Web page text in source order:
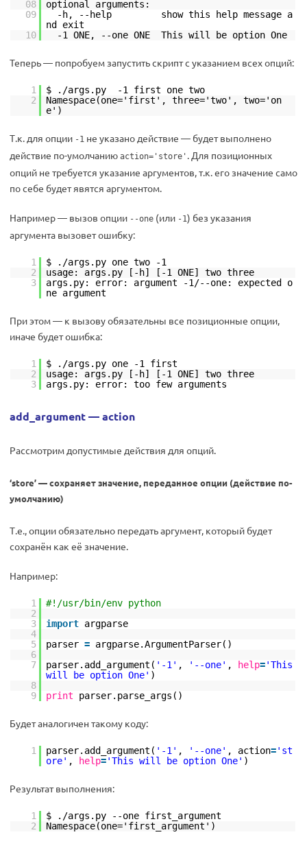
08
optional arguments:
09
-h, --help show this help message a
nd exit
10
-1 ONE, --one ONE This will be option One
Теперь — попробуем запустить скрипт с указанием всех опций:
1
$ ./args.py -1 first one two
2
Namespace(one='first', three='two', two='on
e')
Т.к. для опции -1 не указано действие — будет выполнено
действие по-умолчанию action='store' . Для позиционных
опций не требуется указание аргументов, т.к. его значение само
по себе будет явятся аргументом.
Например — вызов опции --one (или -1) без указания
аргумента вызовет ошибку:
1
$ ./args.py one two -1
2
usage: args.py [-h] [-1 ONE] two three
3
args.py: error: argument -1/--one: expected o
ne argument
При этом — к вызову обязательны все позиционные опции,
иначе будет ошибка:
1
$ ./args.py one -1 first
2
usage: args.py [-h] [-1 ONE] two three
3
args.py: error: too few arguments
add_argument — action
Рассмотрим допустимые действия для опций.
‘store’ — сохраняет значение, переданное опции (действие по-
умолчанию)
Т.е., опции обязательно передать аргумент, который будет
сохранён как её значение.
Например:
1
#!/usr/bin/env python
2
3
import argparse
4
5
parser = argparse.ArgumentParser()
6
7
parser.add_argument( '-1' , '--one' , help='This
will be option One' )
8
9
print parser.parse_args()
Будет аналогичен такому коду:
1 parser.add_argument( '-1' , '--one' , action='st
ore' , help='This will be option One' )
Результат выполнения:
1
$ ./args.py --one first_argument
2
Namespace(one='first_argument')